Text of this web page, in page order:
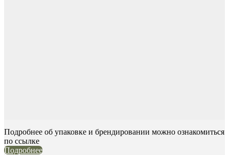
Подробнее об упаковке и брендировании можно ознакомиться
по ссылке
Подробнее